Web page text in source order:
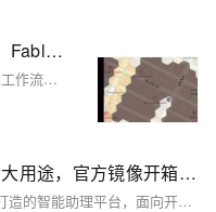
周一上线｜瑞幸把咖啡做进 CLI，Fable 5 短暂登场，Stonk Rider 骑上 K 线图
一边，模型和开发者工具还在继续往真实工作流里走：Gemini 3.5 Live Translate 开始做近实时语音翻译，Kimi-K2.7-Code 开源，DiffusionGemma 探索更快的文本生成，Codex 和 Chrome DevTools 也在继续给 Agent 补浏览器能力。 另一边，社区里照样很会玩：有人把咖啡下单做成 CLI，有人把股票走势变成摩托赛道，有人给终端塞进会吞文字的黑洞，还有一张“前端兄弟快回来吧”的梗图讲完了全栈开发的精神状态。
有手就行！阿里云 OpenClaw 六大用途，官方镜像开箱即用教程
阿里云OpenClaw是基于通义千问大模型打造的智能助理平台，面向开发者、创作者等提供六大核心场景支持：超级助理、内容创作、股票分析、一人团队、开发助手和海外运营。零代码3分钟即可部署，安全可靠、成本优化，助力高效成长与业务增长。（239字）